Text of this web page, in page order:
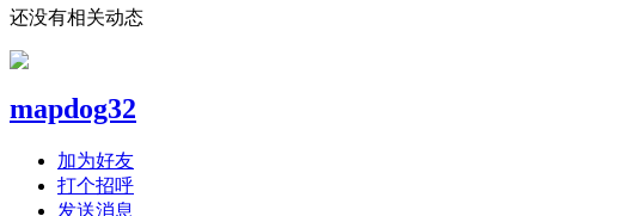
还没有相关动态
mapdog32
加为好友
打个招呼
发送消息